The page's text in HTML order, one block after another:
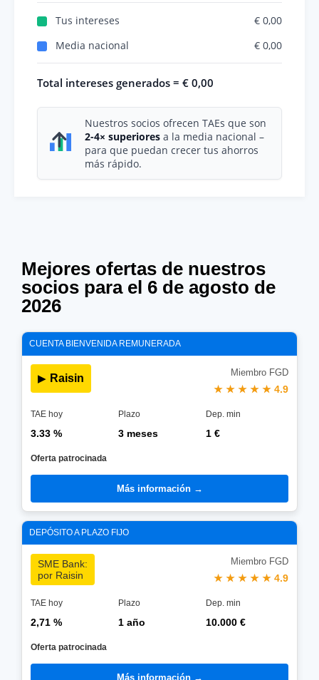
Tus intereses
€ 0,00
Media nacional
€ 0,00
Total intereses generados = € 0,00
Nuestros socios ofrecen TAEs que son
2-4× superiores a la media nacional –
para que puedan crecer tus ahorros
más rápido.
Mejores ofertas de nuestros
socios para el 6 de agosto de
2026
CUENTA BIENVENIDA REMUNERADA
▶ Raisin Miembro FGD
★ ★ ★ ★ ★ 4.9
TAE hoy Plazo Dep. min
3.33 % 3 meses 1 €
Oferta patrocinada
Más información →
DEPÓSITO A PLAZO FIJO
SME Bank:
por Raisin
Miembro FGD
★ ★ ★ ★ ★ 4.9
TAE hoy Plazo Dep. min
2,71 % 1 año 10.000 €
Oferta patrocinada
Más información →